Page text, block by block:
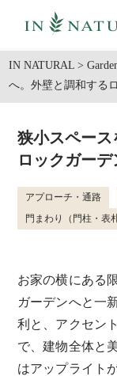
IN NATURAL >
へ。外壁と調和する
狭小スペース
ロックガー
アプローチ・通路
門まわり（門柱・表
お家の横にある
ガーデンへと一
利と、アクセン
で、建物全体と
はアップライト